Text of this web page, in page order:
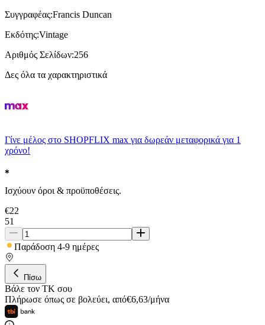
Συγγραφέας:Francis Duncan
Εκδότης:Vintage
Αριθμός Σελίδων:256
Δες όλα τα χαρακτηριστικά
Γίνε μέλος στο SHOPFLIX max για δωρεάν μεταφορικά για 1
χρόνο!
Ισχύουν όροι & προϋποθέσεις.
€22
51
Παράδοση 4-9 ημέρες
Πίσω
Βάλε τον ΤΚ σου
Πλήρωσε όπως σε βολεύει, από€6,63/μήνα